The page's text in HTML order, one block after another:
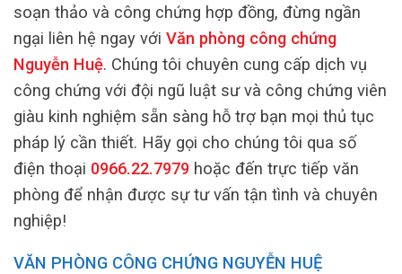
soạn thảo và công chứng hợp đồng, đừng ngần
ngại liên hệ ngay với Văn phòng công chứng
Nguyễn Huệ. Chúng tôi chuyên cung cấp dịch vụ
công chứng với đội ngũ luật sư và công chứng viên
giàu kinh nghiệm sẵn sàng hỗ trợ bạn mọi thủ tục
pháp lý cần thiết. Hãy gọi cho chúng tôi qua số
điện thoại 0966.22.7979 hoặc đến trực tiếp văn
phòng để nhận được sự tư vấn tận tình và chuyên
nghiệp!
VĂN PHÒNG CÔNG CHỨNG NGUYỄN HUỆ